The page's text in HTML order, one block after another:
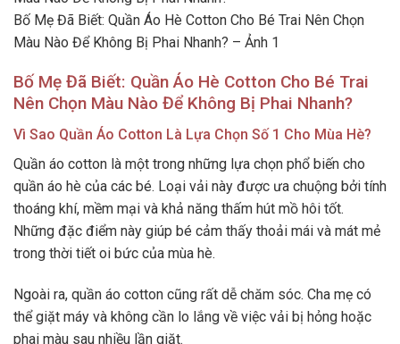
Bố Mẹ Đã Biết: Quần Áo Hè Cotton Cho Bé Trai Nên Chọn
Màu Nào Để Không Bị Phai Nhanh? – Ảnh 1
Bố Mẹ Đã Biết: Quần Áo Hè Cotton Cho Bé Trai
Nên Chọn Màu Nào Để Không Bị Phai Nhanh?
Vì Sao Quần Áo Cotton Là Lựa Chọn Số 1 Cho Mùa Hè?
Quần áo cotton là một trong những lựa chọn phổ biến cho
quần áo hè của các bé. Loại vải này được ưa chuộng bởi tính
thoáng khí, mềm mại và khả năng thấm hút mồ hôi tốt.
Những đặc điểm này giúp bé cảm thấy thoải mái và mát mẻ
trong thời tiết oi bức của mùa hè.
Ngoài ra, quần áo cotton cũng rất dễ chăm sóc. Cha mẹ có
thể giặt máy và không cần lo lắng về việc vải bị hỏng hoặc
phai màu sau nhiều lần giặt.